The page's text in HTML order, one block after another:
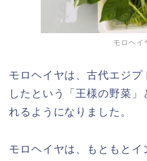
モロヘイ
モロヘイヤは、古代エジプ
したという「王様の野菜」
れるようになりました。
モロヘイヤは、もともとイ